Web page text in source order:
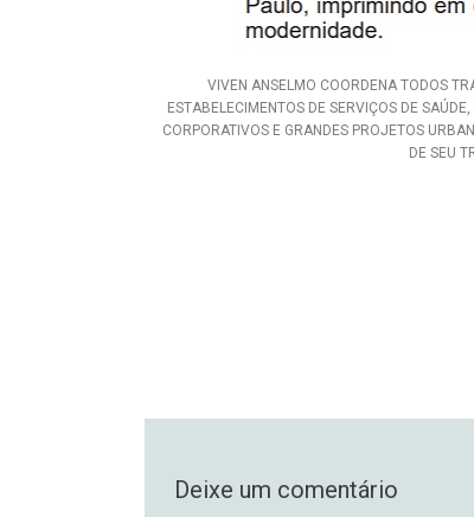
VIVEN ANSELMO COORDENA TODOS
ESTABELECIMENTOS DE SERVIÇOS DE
CORPORATIVOS E GRANDES PROJETOS
DE SEU
Deixe um comentário